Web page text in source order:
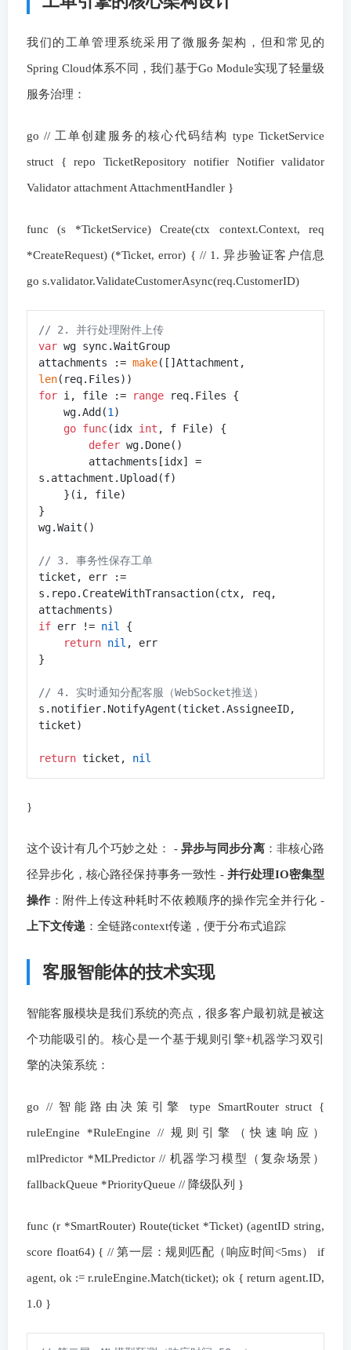
我们的工单管理系统采用了微服务架构，但和常见的
Spring Cloud体系不同，我们基于Go Module实现了轻量级
服务治理：
go // 工单创建服务的核心代码结构 type TicketService
struct { repo TicketRepository notifier Notifier validator
Validator attachment AttachmentHandler }
func (s *TicketService) Create(ctx context.Context, req
*CreateRequest) (*Ticket, error) { // 1. 异步验证客户信息
go s.validator.ValidateCustomerAsync(req.CustomerID)
// 2. 并行处理附件上传
var wg sync.WaitGroup
attachments := make
len
for i, file := range req.Files {
    wg.Add(
1 )
go func(idx int , f File)
{
defer wg.Done()
s.attachment.Upload(f)
}
wg.Wait()
// 3. 事务性保存工单
ticket, err :=
s.repo.CreateWithTransaction(ctx, req,
if err != nil
{
return nil , err
}
// 4. 实时通知分配客服（WebSocket推送）
s.notifier.NotifyAgent(ticket.AssigneeID,
ticket)
return ticket, nil
}
这个设计有几个巧妙之处： - 异步与同步分离：非核心路
径异步化，核心路径保持事务一致性 - 并行处理IO密集型
操作 ：附件上传这种耗时不依赖顺序的操作完全并行化 -
上下文传递 ：全链路context传递，便于分布式追踪
客服智能体的技术实现
智能客服模块是我们系统的亮点，很多客户最初就是被这
个功能吸引的。核心是一个基于规则引擎+机器学习双引
擎的决策系统：
go // 智能路由决策引擎 type SmartRouter struct {
ruleEngine *RuleEngine // 规则引擎（快速响应）
mlPredictor *MLPredictor // 机器学习模型（复杂场景）
fallbackQueue *PriorityQueue // 降级队列 }
func (r *SmartRouter) Route(ticket *Ticket) (agentID string,
score float64) { // 第一层：规则匹配（响应时间<5ms） if
agent, ok := r.ruleEngine.Match(ticket); ok { return agent.ID,
1.0 }